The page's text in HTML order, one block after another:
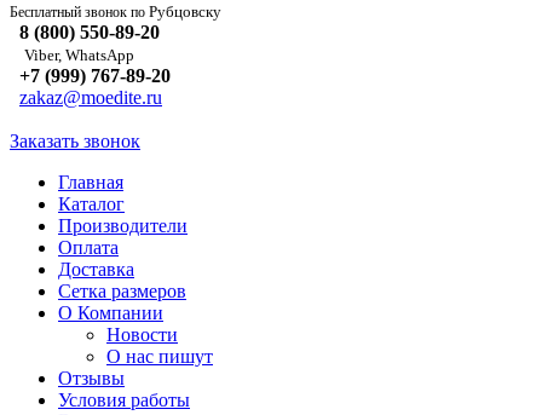
Бесплатный звонок по Рубцовску
8 (800) 550-89-20
Viber, WhatsApp
+7 (999) 767-89-20
zakaz@moedite.ru
Заказать звонок
Главная
Каталог
Производители
Оплата
Доставка
Сетка размеров
О Компании
Новости
О нас пишут
Отзывы
Условия работы